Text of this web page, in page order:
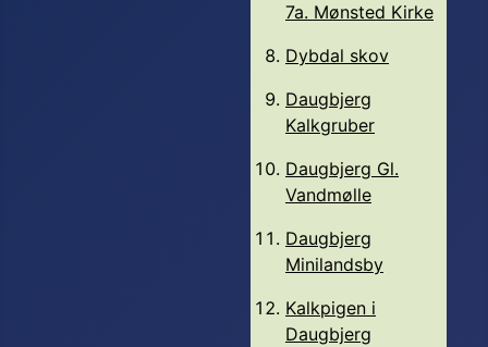
7a. Mønsted Kirke
Dybdal skov
Daugbjerg
Kalkgruber
Daugbjerg Gl.
Vandmølle
Daugbjerg
Minilandsby
Kalkpigen i
Daugbjerg